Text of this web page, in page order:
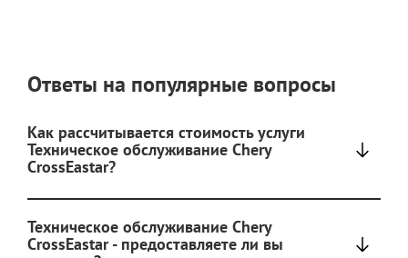
Ответы на популярные вопросы
Как рассчитывается стоимость услуги
Техническое обслуживание Chery
CrossEastar?
Техническое обслуживание Chery
CrossEastar - предоставляете ли вы